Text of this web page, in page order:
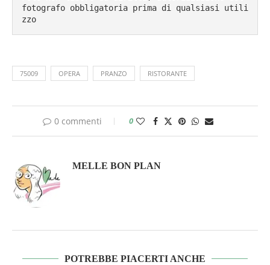
fotografo obbligatoria prima di qualsiasi utili
zzo
75009 OPERA PRANZO RISTORANTE
0 commenti 0
MELLE BON PLAN
POTREBBE PIACERTI ANCHE